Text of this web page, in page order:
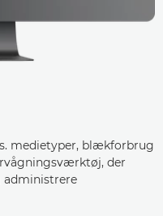
medietyper, blækforbrug
der